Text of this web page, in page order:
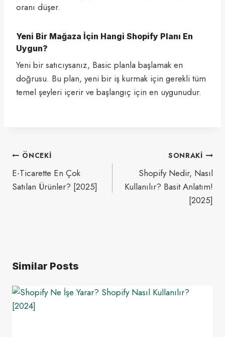
oranı düşer.
Yeni Bir Mağaza İçin Hangi Shopify Planı En
Uygun?
Yeni bir satıcıysanız, Basic planla başlamak en
doğrusu. Bu plan, yeni bir iş kurmak için gerekli tüm
temel şeyleri içerir ve başlangıç için en uygunudur.
Yazı
gezinmesi
ÖNCEKI
E-Ticarette En Çok
Satılan Ürünler? [2025]
SONRAKI
Shopify Nedir, Nasıl
Kullanılır? Basit Anlatım!
[2025]
Similar Posts